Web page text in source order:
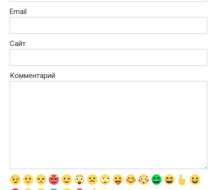
Email
Сайт
Комментарий